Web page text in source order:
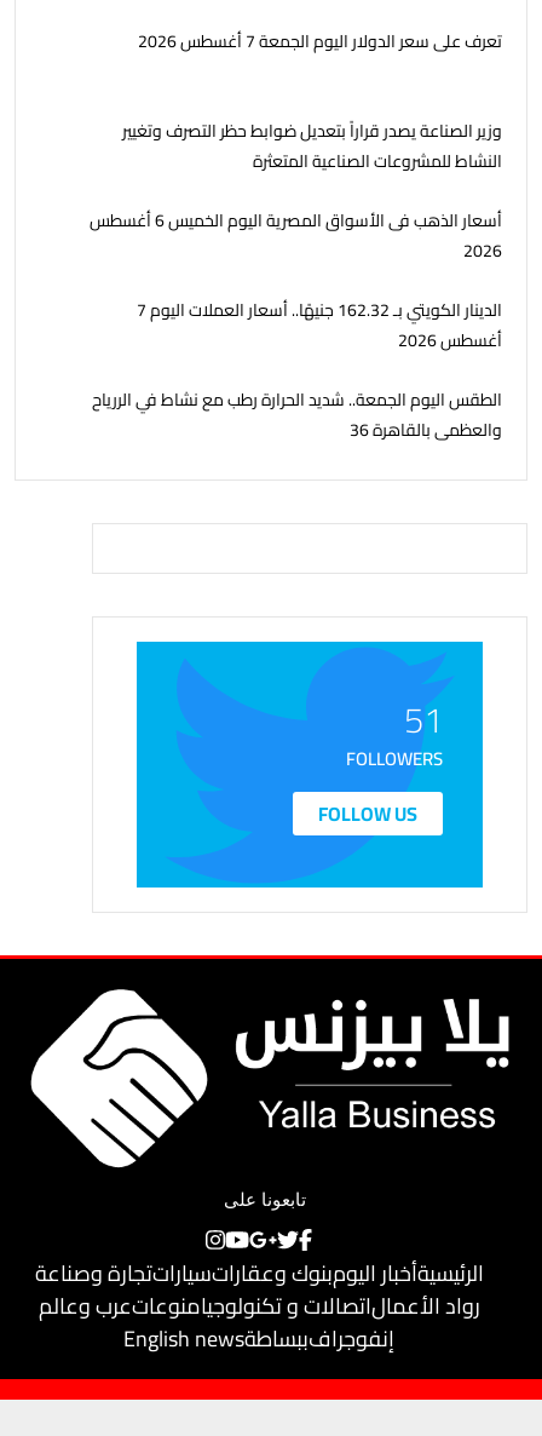
تعرف على سعر الدولار اليوم الجمعة 7 أغسطس 2026
وزير الصناعة يصدر قراراً بتعديل ضوابط حظر التصرف وتغيير
النشاط للمشروعات الصناعية المتعثرة
أسعار الذهب فى الأسواق المصرية اليوم الخميس 6 أغسطس
2026
الدينار الكويتي بـ 162.32 جنيهًا.. أسعار العملات اليوم 7
أغسطس 2026
الطقس اليوم الجمعة.. شديد الحرارة رطب مع نشاط في الررياح
والعظمى بالقاهرة 36
51
FOLLOWERS
FOLLOW US
تابعونا على
الرئيسيةأخبار اليومبنوك وعقاراتسياراتتجارة وصناعة
رواد الأعمالاتصالات و تكنولوجيامنوعاتعرب وعالم
إنفوجرافببساطةEnglish news
حقوق النشر محفوظة لـيلا بيزنس© 2018